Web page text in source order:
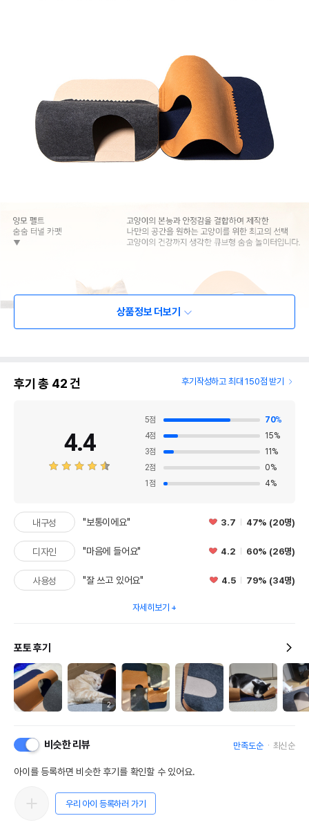
상품정보 더보기
후기 총 42건 후기작성하고 최대 150점 받기
4.4
5점 70%
4점 15%
3점 11 %
2점 0%
1 점 4%
내구성 "보통이에요" 3.7 47% (20명)
디자인 "마음에 들어요" 4.2 60% (26명)
사용성 "잘 쓰고 있어요" 4.5 79% (34명)
자세히보기
포토 후기
2
비슷한 리뷰 만족도순 최신순
아이를 등록하면 비슷한 후기를 확인할 수 있어요.
우리 아이 등록하러 가기